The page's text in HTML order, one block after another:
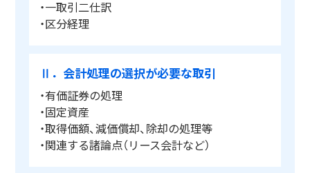
・一取引二仕訳
・区分経理
Ⅱ．会計処理の選択が必要な取引
・有価証券の処理
・固定資産
・取得価額、減価償却、除却の処理等
・関連する諸論点（リース会計など）